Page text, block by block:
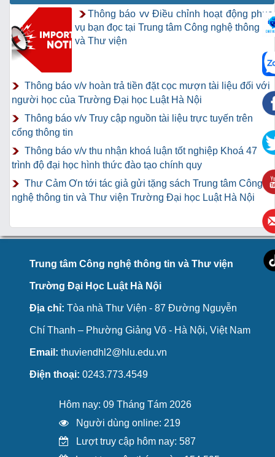
Thông báo vv Điều chỉnh hoạt động phục
vụ bạn đọc tại Trung tâm Công nghệ thông tin
và Thư viện
Thông báo v/v hoàn trả tiền đặt cọc mượn tài liệu đối với
người học của Trường Đại học Luật Hà Nội
Thông báo v/v Truy cập nguồn tài liệu trực tuyến trên
cổng thông tin
Thông báo v/v thu nhận khoá luận tốt nghiệp Khoá 47
trình độ đại học hình thức đào tạo chính quy
Thư Cảm Ơn tới tác giả gửi tặng sách Trung tâm Công
nghệ thông tin và Thư viện Trường Đại học Luật Hà Nội
Trung tâm Công nghệ thông tin và Thư viện
Trường Đại Học Luật Hà Nội
Địa chỉ: Tòa nhà Thư Viện - 87 Đường Nguyễn
Chí Thanh – Phường Giảng Võ - Hà Nội, Việt Nam
Email: thuviendhl2@hlu.edu.vn
Điện thoại: 0243.773.4549
Hôm nay: 09 Tháng Tám 2026
Người dùng online: 219
Lượt truy cập hôm nay: 587